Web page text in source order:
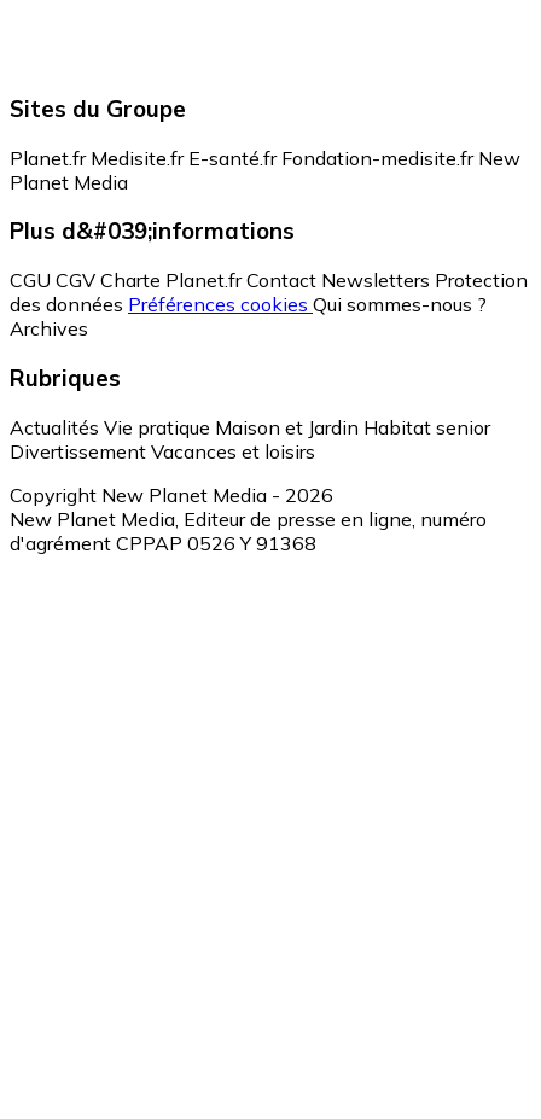
Sites du Groupe
Planet.fr Medisite.fr E-santé.fr Fondation-medisite.fr New
Planet Media
Plus d&#039;informations
CGU CGV Charte Planet.fr Contact Newsletters Protection
des données Préférences cookies Qui sommes-nous ?
Archives
Rubriques
Actualités Vie pratique Maison et Jardin Habitat senior
Divertissement Vacances et loisirs
Copyright New Planet Media - 2026
New Planet Media, Editeur de presse en ligne, numéro
d'agrément CPPAP 0526 Y 91368